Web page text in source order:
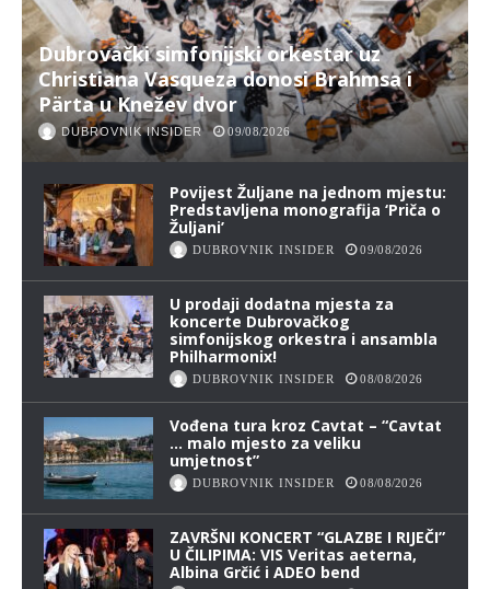
Dubrovački simfonijski orkestar uz
Christiana Vasqueza donosi Brahmsa i
Pärta u Knežev dvor
DUBROVNIK INSIDER 09/08/2026
Povijest Žuljane na jednom mjestu:
Predstavljena monografija ‘Priča o
Žuljani’
DUBROVNIK INSIDER 09/08/2026
U prodaji dodatna mjesta za
koncerte Dubrovačkog
simfonijskog orkestra i ansambla
Philharmonix!
DUBROVNIK INSIDER 08/08/2026
Vođena tura kroz Cavtat – “Cavtat
… malo mjesto za veliku
umjetnost”
DUBROVNIK INSIDER 08/08/2026
ZAVRŠNI KONCERT “GLAZBE I RIJEČI”
U ČILIPIMA: VIS Veritas aeterna,
Albina Grčić i ADEO bend